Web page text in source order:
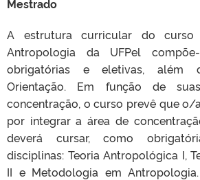
TELEFONES
Mestrado
A estrutura curricular do curso
Antropologia da UFPel
obrigatórias e eletivas, além
Orientação. Em função de
concentração, o curso prevê que
por integrar a área de
deverá cursar, como
disciplinas: Teoria Antropológica I,
II e Metodologia em